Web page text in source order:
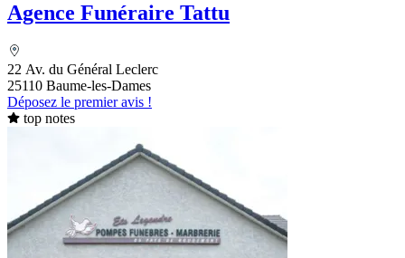
Agence Funéraire Tattu
22 Av. du Général Leclerc
25110 Baume-les-Dames
Déposez le premier avis !
top notes